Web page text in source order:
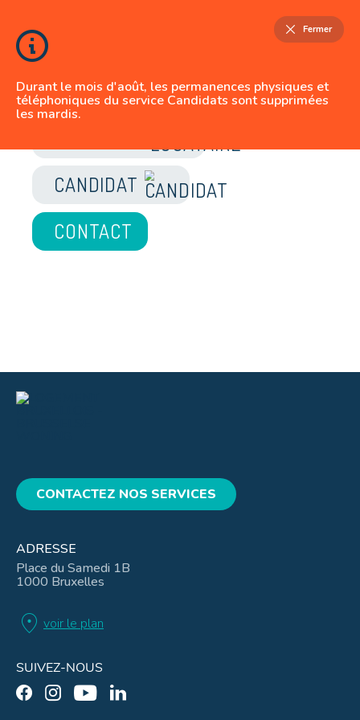
Durant le mois d'août, les permanences physiques et
téléphoniques du service Candidats sont supprimées
les mardis.
Fermer
JE SUIS
LOCATAIRE
CANDIDAT
CONTACTEZ NOS SERVICES
ADRESSE
Place du Samedi 1B
1000 Bruxelles
location_on voir le plan
SUIVEZ-NOUS